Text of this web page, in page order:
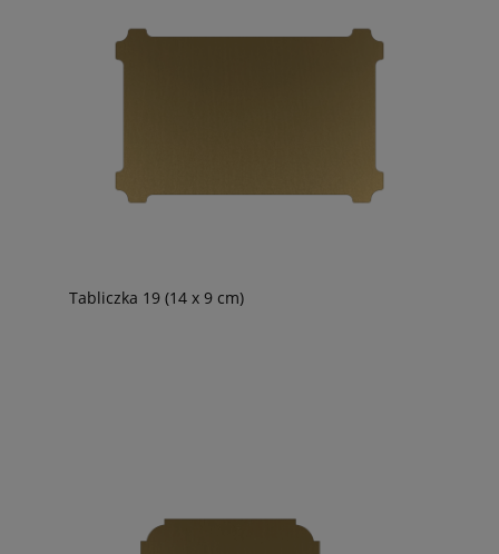
Tabliczka 19 (14 x 9 cm)